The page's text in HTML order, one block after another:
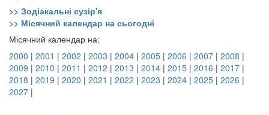
>> Зодіакальні сузір'я
>> Місячний календар на сьогодні
Місячний календар на:
2000 | 2001 | 2002 | 2003 | 2004 | 2005 | 2006 | 2007 | 2008 |
2009 | 2010 | 2011 | 2012 | 2013 | 2014 | 2015 | 2016 | 2017 |
2018 | 2019 | 2020 | 2021 | 2022 | 2023 | 2024 | 2025 | 2026 |
2027 |